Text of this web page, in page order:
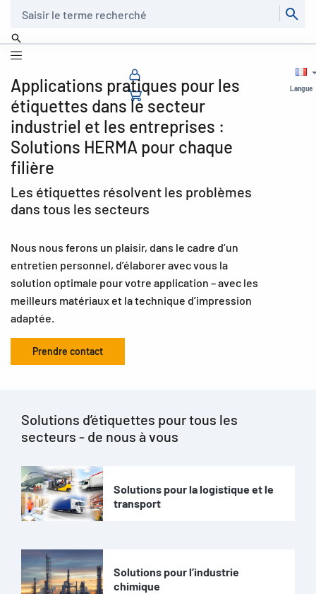
Langue
Applications pratiques pour les
étiquettes dans le secteur
industriel et les entreprises :
Solutions HERMA pour chaque
filière
Les étiquettes résolvent les problèmes
dans tous les secteurs
Nous nous ferons un plaisir, dans le cadre d’un
entretien personnel, d’élaborer avec vous la
solution optimale pour votre application – avec les
meilleurs matériaux et la technique d’impression
adaptée.
Prendre contact
Solutions d’étiquettes pour tous les
secteurs - de nous à vous
Solutions pour la logistique et le
transport
Solutions pour l’industrie
chimique